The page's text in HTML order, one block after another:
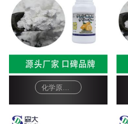
化学原料硅藻土助滤剂-柠檬酸除垢剂